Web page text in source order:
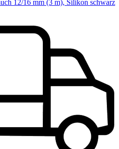
12/16 mm (3 m), Silikon schwarz